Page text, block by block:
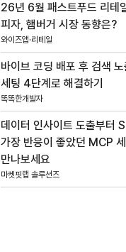
26년 6월 패스트푸드 리테
피자, 햄버거 시장 동향은?
와이즈앱·리테일
바이브 코딩 배포 후 검색
세팅 4단계로 해결하기
똑똑한개발자
데이터 인사이트 도출부터
가장 반응이 좋았던 MCP 세
만나보세요
마켓핏랩 솔루션즈